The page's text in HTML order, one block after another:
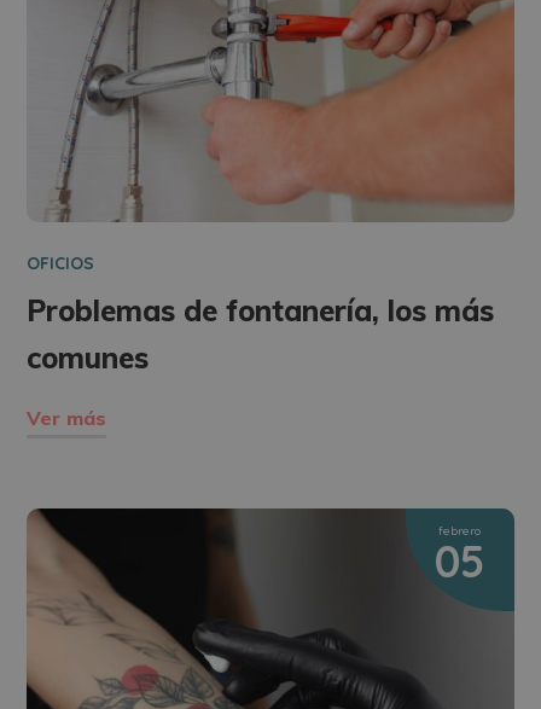
OFICIOS
Problemas de fontanería, los más
comunes
Ver más
febrero
05